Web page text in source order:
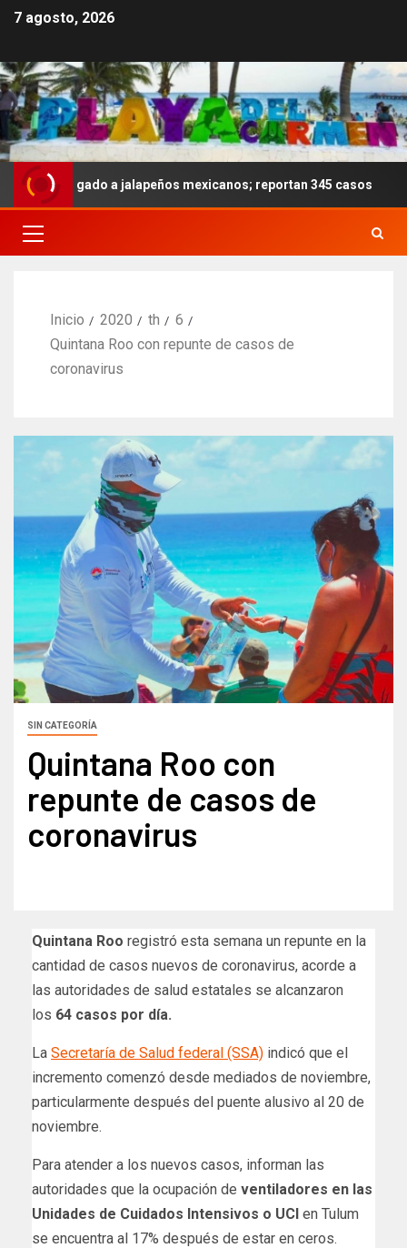
7 agosto, 2026
ligado a jalapeños mexicanos; reportan 345 casos
Inicio 2020 th
6
Quintana Roo con repunte de casos de
coronavirus
SIN CATEGORÍA
Quintana Roo con
repunte de casos de
coronavirus
Quintana Roo registró esta semana un repunte en la
cantidad de casos nuevos de coronavirus, acorde a
las autoridades de salud estatales se alcanzaron
los 64 casos por día.
La Secretaría de Salud federal (SSA) indicó que el
incremento comenzó desde mediados de noviembre,
particularmente después del puente alusivo al 20 de
noviembre.
Para atender a los nuevos casos, informan las
autoridades que la ocupación de ventiladores en las
Unidades de Cuidados Intensivos o UCI en Tulum
se encuentra al 17% después de estar en ceros.